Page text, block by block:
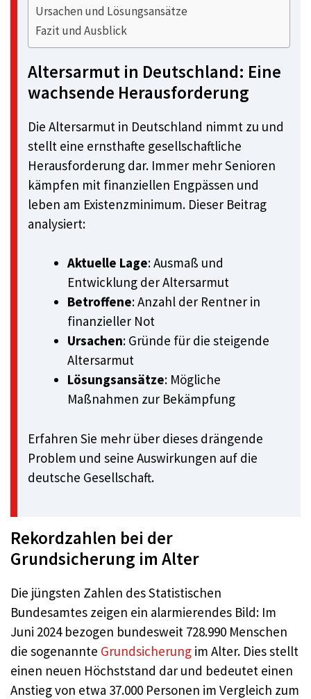
Ursachen und Lösungsansätze
Fazit und Ausblick
Altersarmut in Deutschland: Eine
wachsende Herausforderung
Die Altersarmut in Deutschland nimmt zu und
stellt eine ernsthafte gesellschaftliche
Herausforderung dar. Immer mehr Senioren
kämpfen mit finanziellen Engpässen und
leben am Existenzminimum. Dieser Beitrag
analysiert:
Aktuelle Lage: Ausmaß und
Entwicklung der Altersarmut
Betroffene: Anzahl der Rentner in
finanzieller Not
Ursachen: Gründe für die steigende
Altersarmut
Lösungsansätze: Mögliche
Maßnahmen zur Bekämpfung
Erfahren Sie mehr über dieses drängende
Problem und seine Auswirkungen auf die
deutsche Gesellschaft.
Rekordzahlen bei der
Grundsicherung im Alter
Die jüngsten Zahlen des Statistischen
Bundesamtes zeigen ein alarmierendes Bild: Im
Juni 2024 bezogen bundesweit 728.990 Menschen
die sogenannte Grundsicherung im Alter. Dies stellt
einen neuen Höchststand dar und bedeutet einen
Anstieg von etwa 37.000 Personen im Vergleich zum